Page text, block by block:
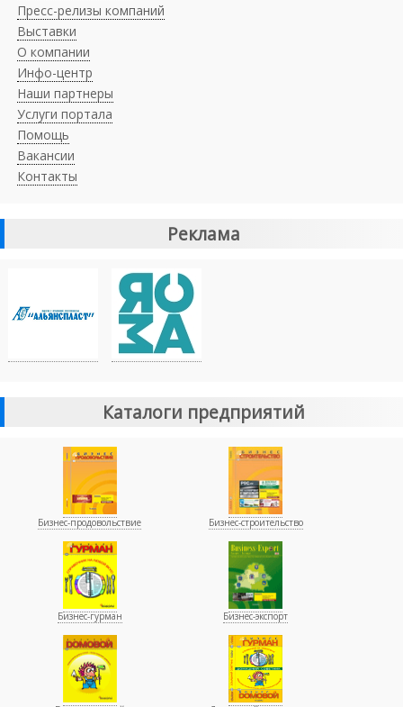
Пресс-релизы компаний
Выставки
О компании
Инфо-центр
Наши партнеры
Услуги портала
Помощь
Вакансии
Контакты
Реклама
Каталоги предприятий
Бизнес-продовольствие Бизнес-строительство
Бизнес-гурман Бизнес-экспорт